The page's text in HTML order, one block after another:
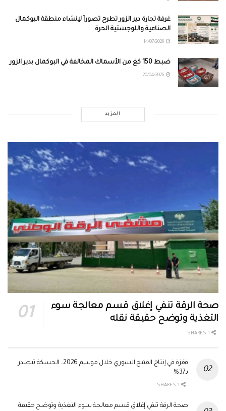
غرفة تجارة دير الزور تطرح تصوراً لإنشاء منطقة البوكمال
الصناعية واللوجستية الحرة
ضبط 150 كغ من الأسماك المخالفة في البوكمال بدير الزور
المزيد
صحة الرقة تنفي إغلاق قسم معالجة سوء
التغذية وتوضح حقيقة نقله
قفزة في إنتاج القمح السوري خلال موسم 2026.. الحسكة تتصدر
بـ37%
صحة الرقة تنفي إغلاق قسم معالجة سوء التغذية وتوضح حقيقة